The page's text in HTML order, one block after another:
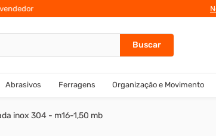
10% de
Abrasivos Ferragens Organização e Movimento
inox 304 - m16-1,50 mb